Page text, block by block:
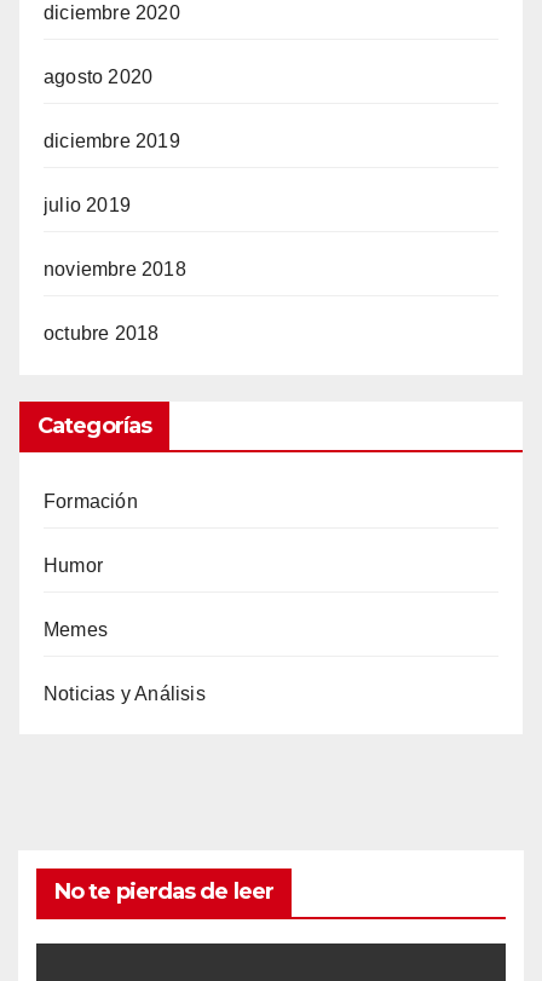
diciembre 2020
agosto 2020
diciembre 2019
julio 2019
noviembre 2018
octubre 2018
Categorías
Formación
Humor
Memes
Noticias y Análisis
No te pierdas de leer